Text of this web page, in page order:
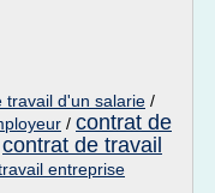
travail d'un salarie /
/ contrat de
contrat de travail
entreprise